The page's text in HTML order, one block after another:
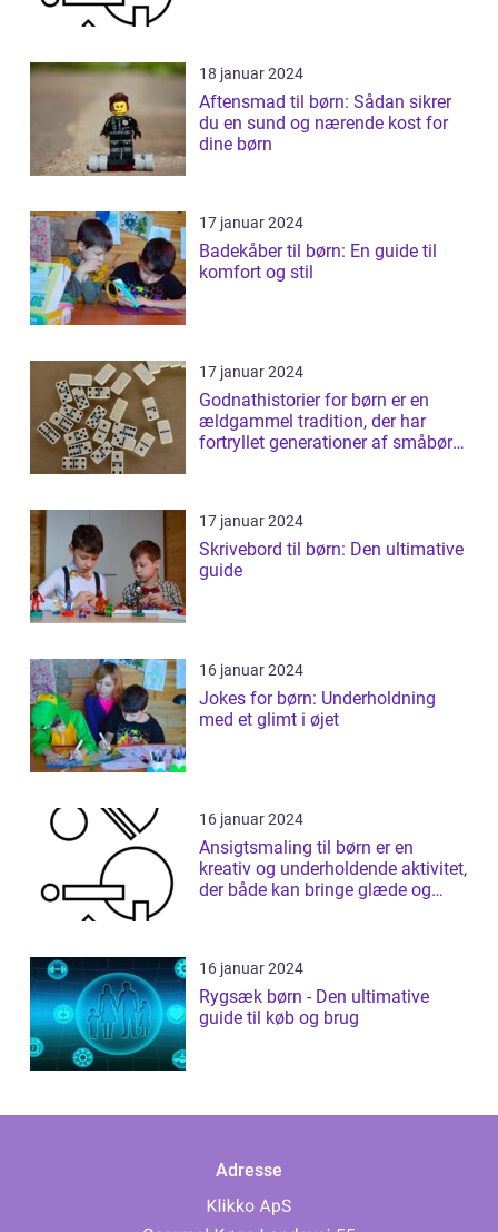
18 januar 2024
Aftensmad til børn: Sådan sikrer
du en sund og nærende kost for
dine børn
17 januar 2024
Badekåber til børn: En guide til
komfort og stil
17 januar 2024
Godnathistorier for børn er en
ældgammel tradition, der har
fortryllet generationer af småbørn
17 januar 2024
Skrivebord til børn: Den ultimative
guide
16 januar 2024
Jokes for børn: Underholdning
med et glimt i øjet
16 januar 2024
Ansigtsmaling til børn er en
kreativ og underholdende aktivitet,
der både kan bringe glæde og
16 januar 2024
Rygsæk børn - Den ultimative
guide til køb og brug
Adresse